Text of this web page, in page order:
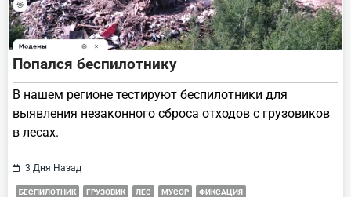
Попался беспилотнику
В нашем регионе тестируют беспилотники для
выявления незаконного сброса отходов с грузовиков
в лесах.
3 Дня Назад
БЕСПИЛОТНИК ГРУЗОВИК ЛЕС МУСОР ФИКСАЦИЯ